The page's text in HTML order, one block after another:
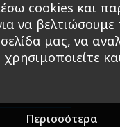
Ψυχαγωγία
Προσφορά
cookies και
να βελτιώσουμε
μας, να
Περισσότερα